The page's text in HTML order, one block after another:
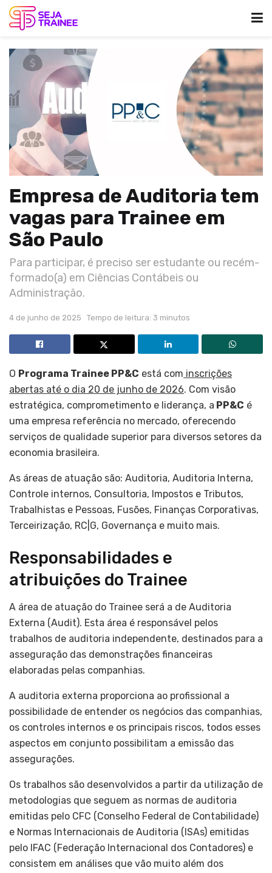
Empresa de Auditoria tem
vagas para Trainee em
São Paulo
Para participar, é preciso ser estudante ou recém-
formado(a) em Ciências Contábeis ou
Administração.
4 de junho de 2025 Tempo de leitura: 3 minutos
O Programa Trainee PP&C está com inscrições
abertas até o dia 20 de junho de 2026. Com visão
estratégica, comprometimento e liderança, a PP&C é
uma empresa referência no mercado, oferecendo
serviços de qualidade superior para diversos setores da
economia brasileira.
As áreas de atuação são: Auditoria, Auditoria Interna,
Controle internos, Consultoria, Impostos e Tributos,
Trabalhistas e Pessoas, Fusões, Finanças Corporativas,
Terceirização, RC|G, Governança e muito mais.
Responsabilidades e
atribuições do Trainee
A área de atuação do Trainee será a de Auditoria
Externa (Audit). Esta área é responsável pelos
trabalhos de auditoria independente, destinados para a
asseguração das demonstrações financeiras
elaboradas pelas companhias.
A auditoria externa proporciona ao profissional a
possibilidade de entender os negócios das companhias,
os controles internos e os principais riscos, todos esses
aspectos em conjunto possibilitam a emissão das
assegurações.
Os trabalhos são desenvolvidos a partir da utilização de
metodologias que seguem as normas de auditoria
emitidas pelo CFC (Conselho Federal de Contabilidade)
e Normas Internacionais de Auditoria (ISAs) emitidas
pelo IFAC (Federação Internacional dos Contadores) e
consistem em análises que vão muito além dos